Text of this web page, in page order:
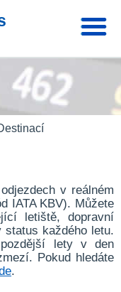
v reálném
IATA KBV). Můžete
letiště, dopravní
každého letu.
lety v den
Pokud hledáte
.